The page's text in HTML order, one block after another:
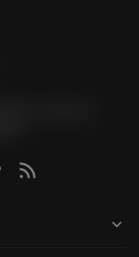
keyboard_arrow_down